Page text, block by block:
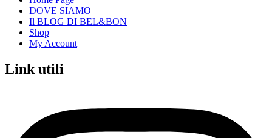
DOVE SIAMO
Il BLOG DI BEL&BON
Shop
My Account
Link utili